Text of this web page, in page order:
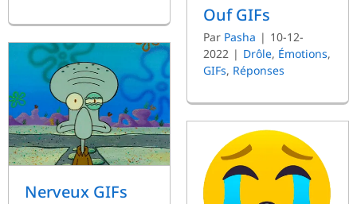
Ouf GIFs
Par Pasha | 10-12-
2022 | Drôle, Émotions,
GIFs, Réponses
Nerveux GIFs